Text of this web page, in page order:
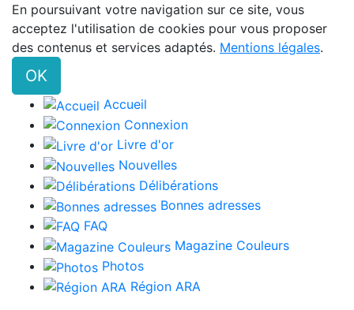
En poursuivant votre navigation sur ce site, vous
acceptez l'utilisation de cookies pour vous proposer
des contenus et services adaptés. Mentions légales.
OK
Accueil
Connexion
Livre d'or
Nouvelles
Délibérations
Bonnes adresses
FAQ
Magazine Couleurs
Photos
Région ARA